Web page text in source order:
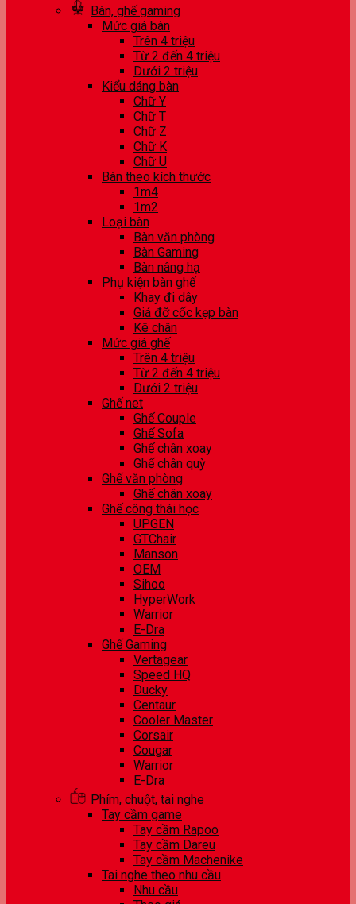
Bàn, ghế gaming
Mức giá bàn
Trên 4 triệu
Từ 2 đến 4 triệu
Dưới 2 triệu
Kiểu dáng bàn
Chữ Y
Chữ T
Chữ Z
Chữ K
Chữ U
Bàn theo kích thước
1m4
1m2
Loại bàn
Bàn văn phòng
Bàn Gaming
Bàn nâng hạ
Phụ kiện bàn ghế
Khay đi dây
Giá đỡ cốc kẹp bàn
Kê chân
Mức giá ghế
Trên 4 triệu
Từ 2 đến 4 triệu
Dưới 2 triệu
Ghế net
Ghế Couple
Ghế Sofa
Ghế chân xoay
Ghế chân quỳ
Ghế văn phòng
Ghế chân xoay
Ghế công thái học
UPGEN
GTChair
Manson
OEM
Sihoo
HyperWork
Warrior
E-Dra
Ghế Gaming
Vertagear
Speed HQ
Ducky
Centaur
Cooler Master
Corsair
Cougar
Warrior
E-Dra
Phím, chuột, tai nghe
Tay cầm game
Tay cầm Rapoo
Tay cầm Dareu
Tay cầm Machenike
Tai nghe theo nhu cầu
Nhu cầu